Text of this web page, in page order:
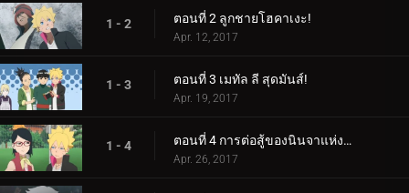
1 - 2 ตอนที่ 2 ลูกชายโฮคาเงะ!
Apr. 12, 2017
1 - 3 ตอนที่ 3 เมทัล ลี สุดมันส์!
Apr. 19, 2017
1 - 4 ตอนที่ 4 การต่อสู้ของนินจาแห่งเพศ!
Apr. 26, 2017